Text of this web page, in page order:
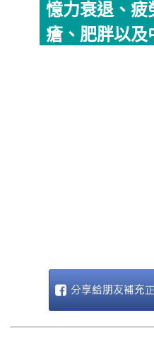
憶力衰退、疲
瘡、肥胖以及